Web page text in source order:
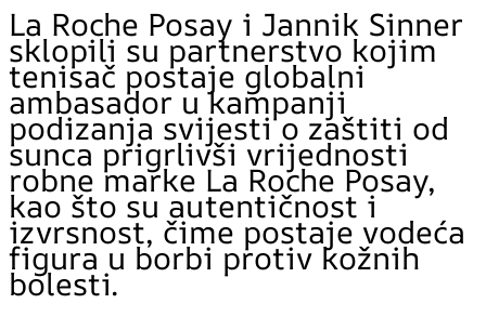
La Roche Posay i Jannik Sinner
sklopili su partnerstvo kojim
tenisač postaje globalni
ambasador u kampanji
podizanja svijesti o zaštiti od
sunca prigrlivši vrijednosti
robne marke La Roche Posay,
kao što su autentičnost i
izvrsnost, čime postaje vodeća
figura u borbi protiv kožnih
bolesti.